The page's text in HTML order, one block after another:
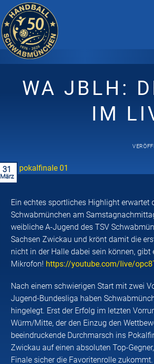
WA JBLH:
IM
31
März
Ein echtes sportliches Highlight
Schwabmünchen am
weibliche A-Jugend des TSV
Sachsen Zwickau und krönt damit die
nicht in der Halle dabei sein können,
Mikrofon! https://youtube.com/live/
Nach einem schwierigen Start mit zwei
Jugend-Bundesliga haben
hingelegt. Erst der Erfolg im letzten
Würm/Mitte, der den Einzug den
beeindruckende Durchmarsch ins
Zwickau auf einen absoluten Top-
Finale sicher die Favoritenrolle zukommt.